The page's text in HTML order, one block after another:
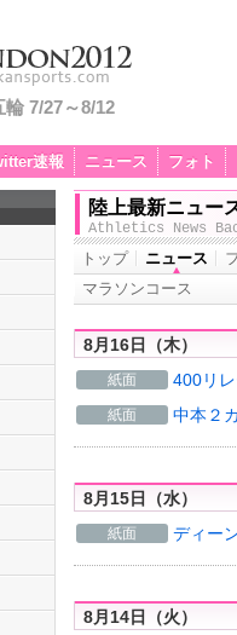
輪 7/27～8/12
速報 ニュース フォト
陸上最新ニュー
Athletics News
トップ ニュース
マラソンコース
8月16日（木）
紙面 400リ
紙面 中本２
8月15日（水）
紙面 ディー
8月14日（火）